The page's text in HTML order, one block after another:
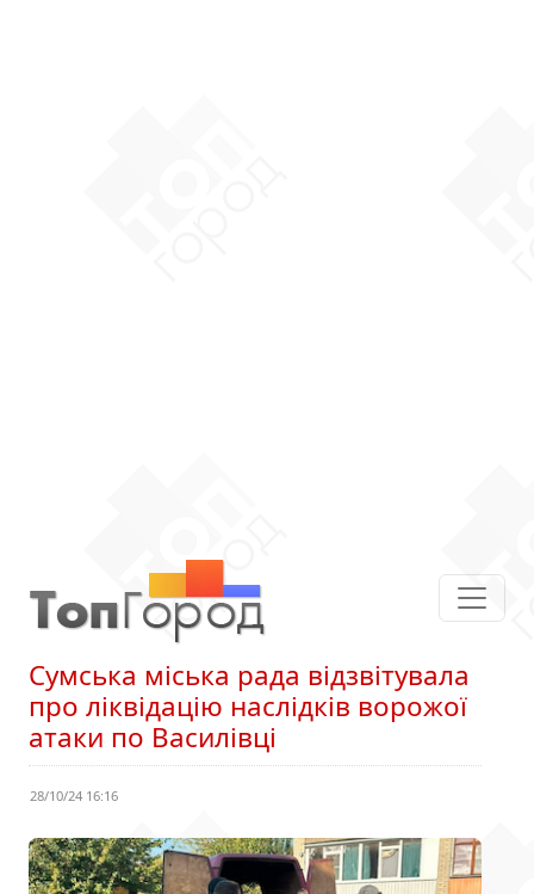
Сумська міська рада відзвітувала
про ліквідацію наслідків ворожої
атаки по Василівці
28/10/24 16:16